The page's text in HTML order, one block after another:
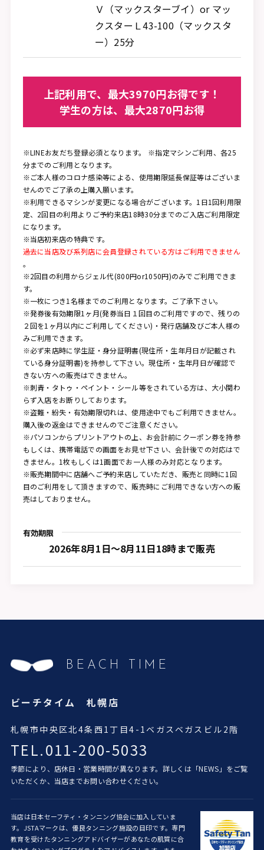
Ｖ（マックスターブイ）or マッ
クスターＬ43-100（マックスタ
ー）25分
上記利用で、 最大3970円お得です！
学生の方は、 最大2870円お得
※LINEお友だち登録必須となります。 ※指定マシンご利用、各25
分までのご利用となります。
※ご本人様のコロナ感染等による、使用期限延長保証等はございま
せんのでご了承の上購入願います。
※利用できるマシンが変更になる場合がございます。1日1回利用限
定、2回目の利用よりご予約来店18時30分までのご入店ご利用限定
になります。
※当店初来店の特典です。
過去に当店及び系列店に会員登録されている方はご利用できません
。
※2回目の利用からジェル代(800円or1050円)のみでご利用できま
す。
※一枚につき1名様までのご利用となります。ご了承下さい。
※発券後有効期限1ヶ月(発券当日１回目のご利用ですので、残りの
２回を1ヶ月以内にご利用してください)・発行店舗及びご本人様の
みご利用できます。
※必ず来店時に学生証・身分証明書(現住所・生年月日が記載され
ている身分証明書)を持参して下さい。現住所・生年月日が確認で
きない方への販売はできません。
※刺青・タトゥ・ペイント・シール等をされている方は、大小関わ
らず入店をお断りしております。
※盗難・紛失・有効期限切れは、使用途中でもご利用できません。
購入後の返金はできませんのでご注意ください。
※パソコンからプリントアウトの上、お会計前にクーポン券を持参
もしくは、携帯電話での画面をお見せ下さい、会計後での対応はで
きません。1枚もしくは1画面でお一人様のみ対応となります。
※販売期間中に店舗へご予約来店していただき、販売と同時に1回
目のご利用をして頂きますので、販売時にご利用できない方への販
売はしておりません。
有効期限
2026年8月1日～8月11日18時まで販売
BEACH TIME
ビーチタイム 札幌店
札幌市中央区北4条西1丁目4-1 ベガスベガスビル2階
TEL.011-200-5033
季節により、店休日・営業時間が異なります。詳しくは「NEWS 」をご覧
いただくか、当店までお問い合わせください。
当店は日本セーフティ・タンニング協会に加入していま
す。JSTAマークは、優良タンニング施設の目印です。専門
教育を受けたタンニングアドバイザーがあなたの肌質に合